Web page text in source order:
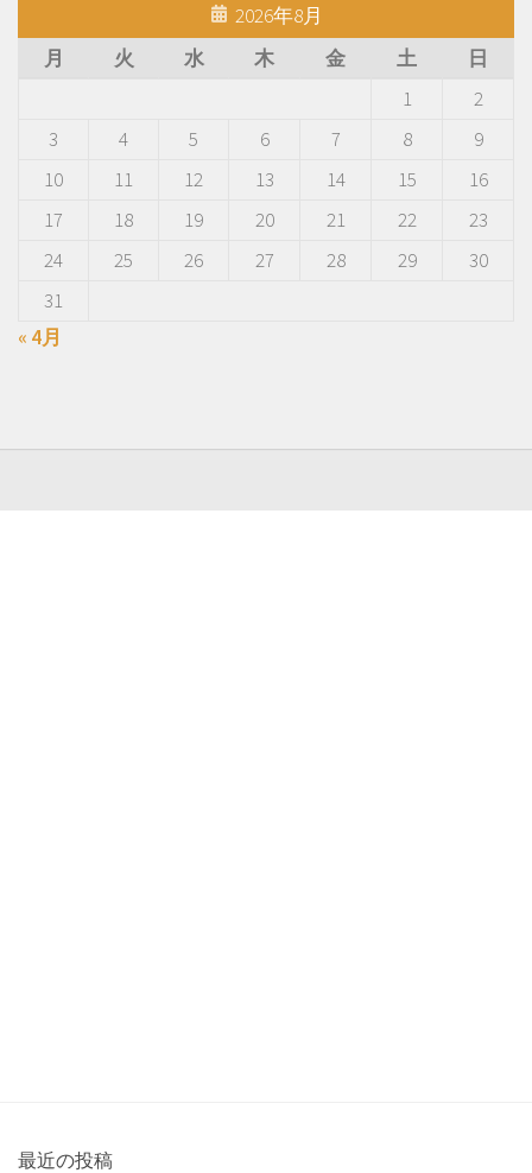
2026年8月
月
火 水 木 金 土
日
1
2
3
4 5 6 7 8
9
10
11 12 13 14 15
16
17
18 19 20 21 22
23
24
25 26 27 28 29
30
31
« 4月
最近の投稿